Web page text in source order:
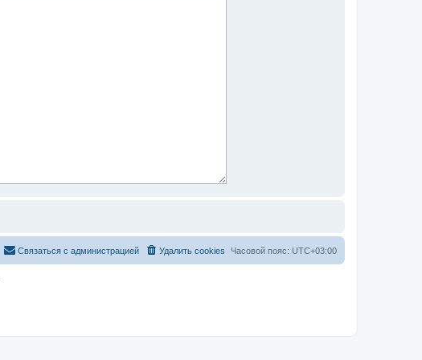
Часовой пояс: UTC+03:00
Удалить cookies
Связаться с администрацией